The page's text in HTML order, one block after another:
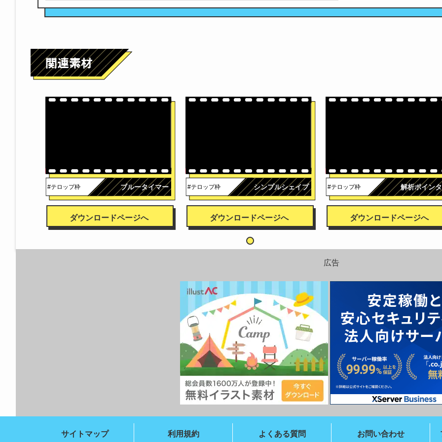
#テロップ枠 ブルータイマー
ダウンロードページへ
#テロップ枠 シンプルシェイプ
ダウンロードページへ
#テロップ枠 解析ポイン
ダウンロードページへ
広告
サイトマップ 利用規約 よくある質問 お問い合わせ